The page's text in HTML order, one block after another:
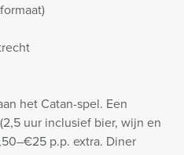
het Catan-spel. Een
uur inclusief bier, wijn en
p.p. extra. Diner